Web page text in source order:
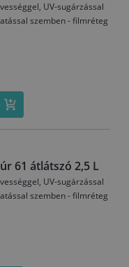
UV-sugárzással
szemben - filmréteg
61 átlátszó 2,5 L
UV-sugárzással
szemben - filmréteg